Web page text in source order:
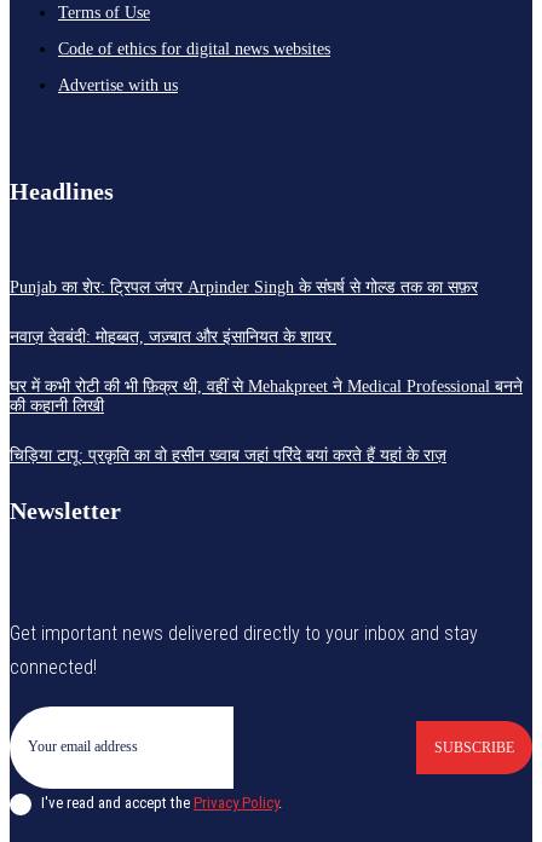
Terms of Use
Code of ethics for digital news websites
Advertise with us
Headlines
Punjab का शेर: ट्रिपल जंपर Arpinder Singh के संघर्ष से गोल्ड तक का सफ़र
नवाज़ देवबंदी: मोहब्बत, जज़्बात और इंसानियत के शायर
घर में कभी रोटी की भी फ़िक्र थी, वहीं से Mehakpreet ने Medical Professional बनने
की कहानी लिखी
चिड़िया टापू: प्रकृति का वो हसीन ख्वाब जहां परिंदे बयां करते हैं यहां के राज़
Newsletter
Get important news delivered directly to your inbox and stay
connected!
SUBSCRIBE
I've read and accept the Privacy Policy.